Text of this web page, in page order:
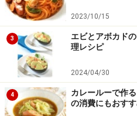
火に落とし、フライパンを
分ほど焼きます。
肉にしっかりと焼き色がつ
返します。肉の厚みやお好
が、30秒～でレア、1分～で
ダンが時間の目安です。
2023/10/15
3
エビとアボカド
理レシピ
2024/04/30
4
カレールーで作
の消費にもおす